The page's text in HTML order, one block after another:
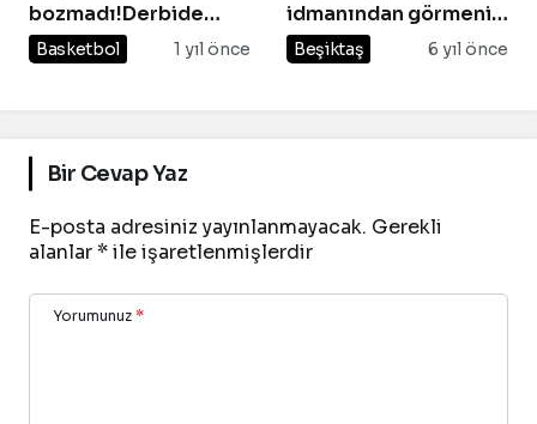
bozmadı!Derbide
Fenerbahçe’yi 10
sayıyla geçti
Basketbol 1 yıl önce
idmanından görmeniz
gereken 14 fotoğraf!
Beşiktaş 6 yıl önce
Bir Cevap Yaz
E-posta adresiniz yayınlanmayacak. Gerekli
alanlar*ile işaretlenmişlerdir
Yorumunuz *